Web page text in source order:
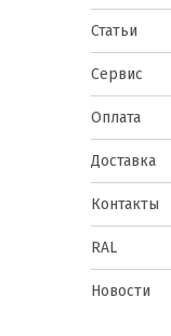
Статьи
Сервис
Оплата
Доставка
Контакты
RAL
Новости